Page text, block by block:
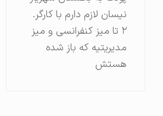
نیسان لازم دارم با کارگر.
۲ تا میز کنفرانسی و میز
مدیریتیه که باز شده
هستش